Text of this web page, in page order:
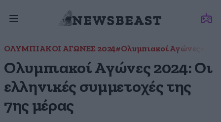
ΟΛΥΜΠΙΑΚΟΙ ΑΓΩΝΕΣ 2024#Ολυμπιακοί Αγώνες
Ολυμπιακοί Αγώνες 2024: Οι
ελληνικές συμμετοχές της
7ης μέρας